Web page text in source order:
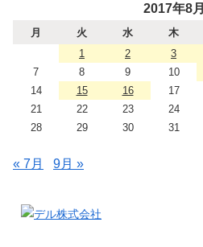
2017年8月
月 火 水 木
1
2 3
7
8 9 10
14
15 16 17
21
22 23 24
28
29 30 31
« 7月 9月 »